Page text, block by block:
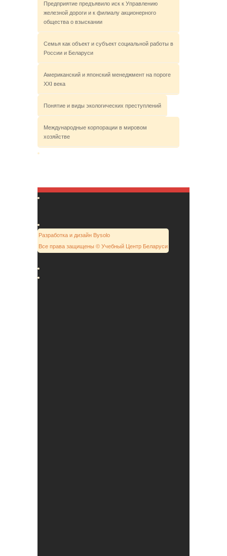
Предприятие предъявило иск к Управлению
железной дороги и к филиалу акционерного
общества о взыскании
Семья как объект и субъект социальной работы в
России и Беларуси
Американский и японский менеджмент на пороге
XXI века
Понятие и виды экологических преступлений
Международные корпорации в мировом
хозяйстве
Разработка и дизайн Bysolo
Все права защищены © Учебный Центр Беларуси